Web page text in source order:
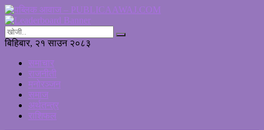
बिहिबार, २१ साउन २०८३
समाचार
राजनीती
मनोरञ्जन
समाज
अर्थतन्त्र
राशिफल